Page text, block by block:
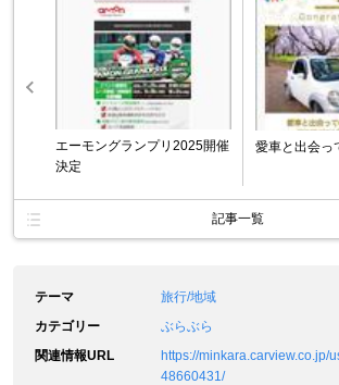
エーモングランプリ2025開催
決定
愛車と出会っ
記事一覧
テーマ
旅行/地域
カテゴリー
ぶらぶら
関連情報URL
https://minkara.carview.co.jp/
48660431/